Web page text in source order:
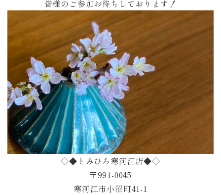
皆様のご参加お待ちしております！
◇◆とみひろ寒河江店◆◇
〒991-0045
寒河江市小沼町41-1